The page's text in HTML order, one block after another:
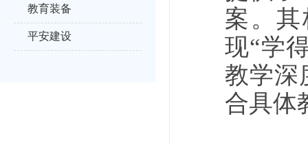
教育装备
平安建设
案。
现“学
教学深
合具体